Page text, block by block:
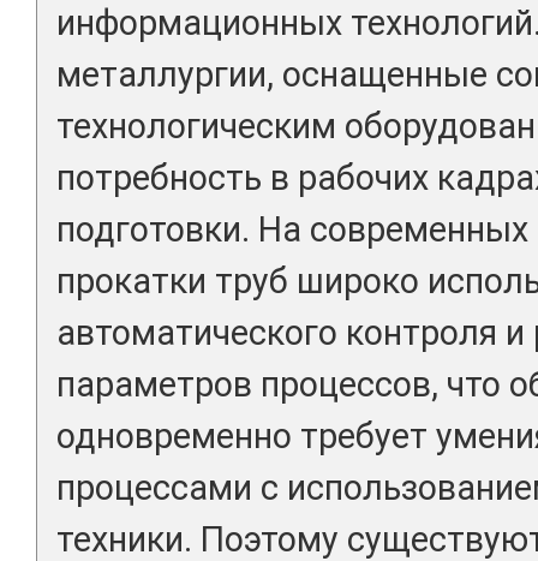
информационных
металлургии, оснащенные
технологическим
потребность в рабочих
подготовки. На
прокатки труб широко
автоматического контроля и
параметров процессов, что
одновременно требует
процессами с
техники. Поэтому